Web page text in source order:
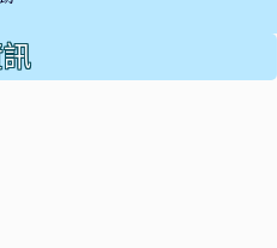
modules/tadnews/
tyc.entry.edu.tw/
tyc.entry.edu.tw/